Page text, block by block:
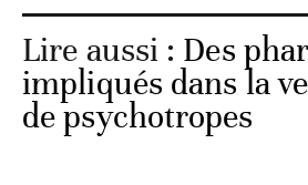
Lire aussi : Des
impliqués dans la
de psychotropes